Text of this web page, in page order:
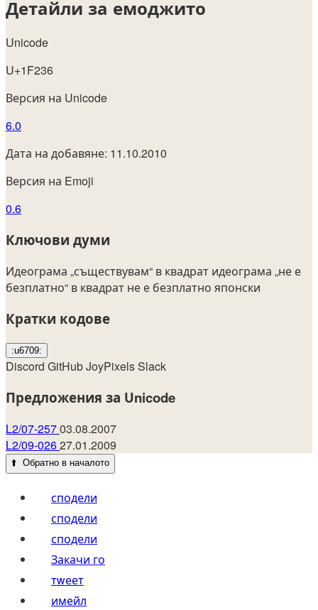
Детайли за емоджито
Unicode
U+1F236
Версия на Unicode
6.0
Дата на добавяне: 11.10.2010
Версия на Emoji
0.6
Ключови думи
Идеограма „съществувам“ в квадрат идеограма „не е
безплатно“ в квадрат не е безплатно японски
Кратки кодове
:u6709:
Discord GitHubJoyPixelsSlack
Предложения за Unicode
L2/07-25703.08.2007
L2/09-02627.01.2009
⬆️ Обратно в началото
сподели
сподели
сподели
Закачи го
тwеет
имейл